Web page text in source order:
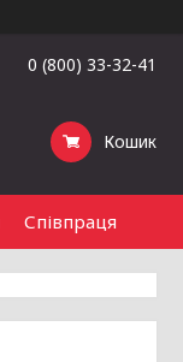
0 (800) 33-32-41
Кошик
Співпраця